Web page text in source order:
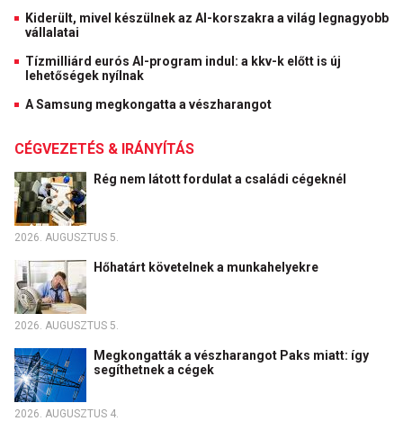
Kiderült, mivel készülnek az AI-korszakra a világ legnagyobb
vállalatai
Tízmilliárd eurós AI-program indul: a kkv-k előtt is új
lehetőségek nyílnak
A Samsung megkongatta a vészharangot
CÉGVEZETÉS & IRÁNYÍTÁS
Rég nem látott fordulat a családi cégeknél
2026. AUGUSZTUS 5.
Hőhatárt követelnek a munkahelyekre
2026. AUGUSZTUS 5.
Megkongatták a vészharangot Paks miatt: így
segíthetnek a cégek
2026. AUGUSZTUS 4.